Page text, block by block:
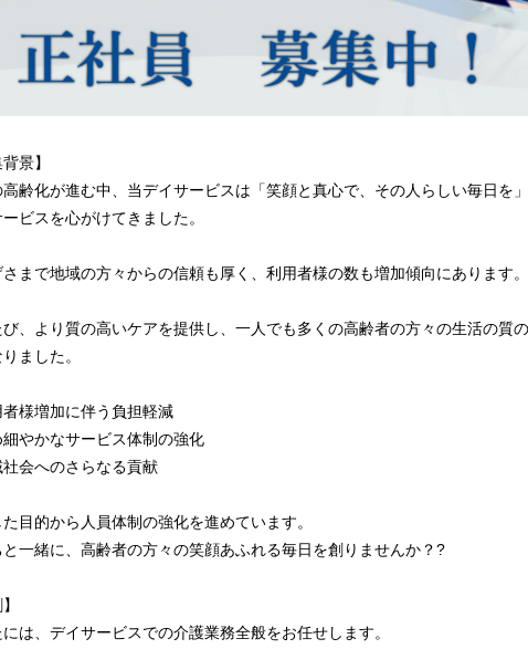
景】
齢化が進む中、当デイサービスは「笑顔と真心で、その人らしい毎日を
ビスを心がけてきました。
さまで地域の方々からの信頼も厚く、利用者様の数も増加傾向にあります。
び、より質の高いケアを提供し、一人でも多くの高齢者の方々の生活の質
ました。
者様増加に伴う負担軽減
細やかなサービス体制の強化
社会へのさらなる貢献
た目的から人員体制の強化を進めています。
一緒に、高齢者の方々の笑顔あふれる毎日を創りませんか？?
は、デイサービスでの介護業務全般をお任せします。